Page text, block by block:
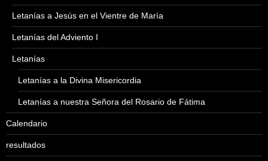
Letanías a Jesús en el Vientre de María
Letanías del Adviento I
Letanías
Letanías a la Divina Misericordia
Letanías a nuestra Señora del Rosario de Fátima
Calendario
resultados